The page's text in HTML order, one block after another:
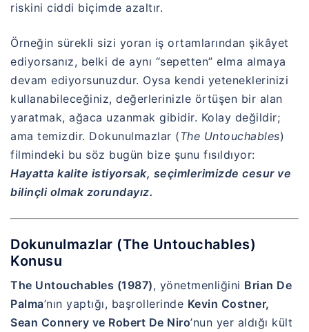
riskini ciddi biçimde azaltır.
Örneğin sürekli sizi yoran iş ortamlarından şikâyet
ediyorsanız, belki de aynı “sepetten” elma almaya
devam ediyorsunuzdur. Oysa kendi yeteneklerinizi
kullanabileceğiniz, değerlerinizle örtüşen bir alan
yaratmak, ağaca uzanmak gibidir. Kolay değildir;
ama temizdir. Dokunulmazlar (The Untouchables)
filmindeki bu söz bugün bize şunu fısıldıyor:
Hayatta kalite istiyorsak, seçimlerimizde cesur ve
bilinçli olmak zorundayız.
Dokunulmazlar (The Untouchables)
Konusu
The Untouchables (1987), yönetmenliğini Brian De
Palma’nın yaptığı, başrollerinde Kevin Costner,
Sean Connery ve Robert De Niro’nun yer aldığı kült